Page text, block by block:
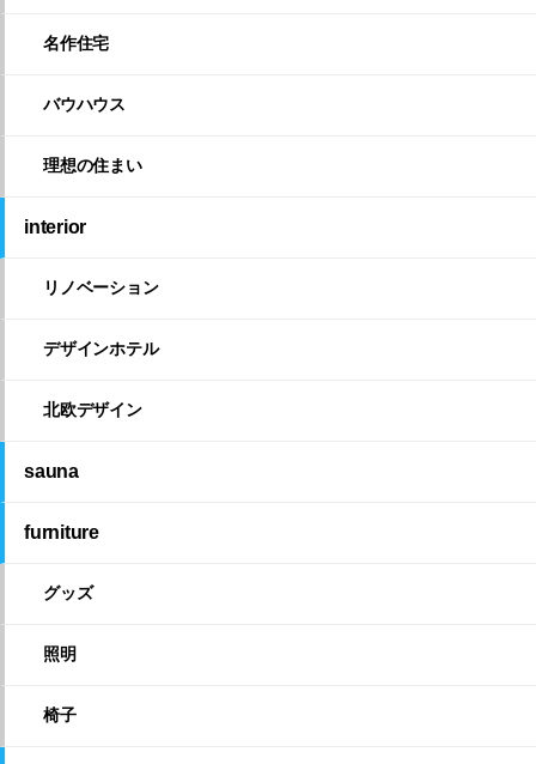
名作住宅
バウハウス
理想の住まい
interior
リノベーション
デザインホテル
北欧デザイン
sauna
furniture
グッズ
照明
椅子